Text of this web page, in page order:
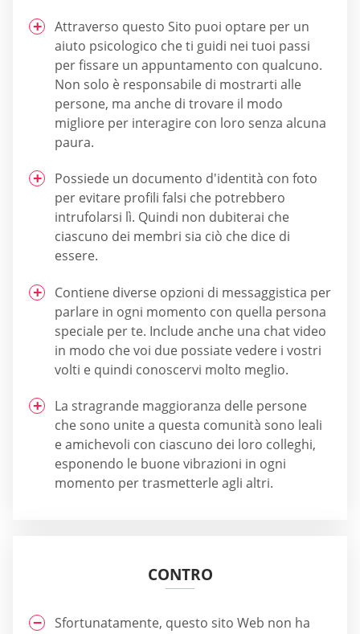
Attraverso questo Sito puoi optare per un
aiuto psicologico che ti guidi nei tuoi passi
per fissare un appuntamento con qualcuno.
Non solo è responsabile di mostrarti alle
persone, ma anche di trovare il modo
migliore per interagire con loro senza alcuna
paura.
Possiede un documento d'identità con foto
per evitare profili falsi che potrebbero
intrufolarsi lì. Quindi non dubiterai che
ciascuno dei membri sia ciò che dice di
essere.
Contiene diverse opzioni di messaggistica per
parlare in ogni momento con quella persona
speciale per te. Include anche una chat video
in modo che voi due possiate vedere i vostri
volti e quindi conoscervi molto meglio.
La stragrande maggioranza delle persone
che sono unite a questa comunità sono leali
e amichevoli con ciascuno dei loro colleghi,
esponendo le buone vibrazioni in ogni
momento per trasmetterle agli altri.
CONTRO
Sfortunatamente, questo sito Web non ha